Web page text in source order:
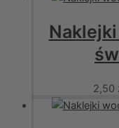
2,50